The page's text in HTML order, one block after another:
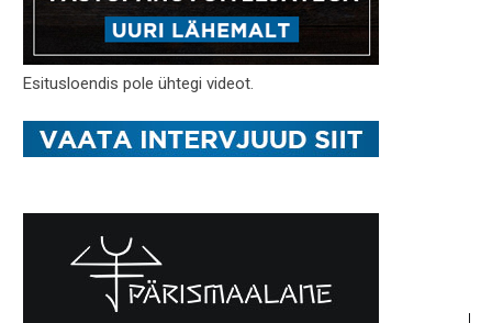
Esitusloendis pole ühtegi videot.